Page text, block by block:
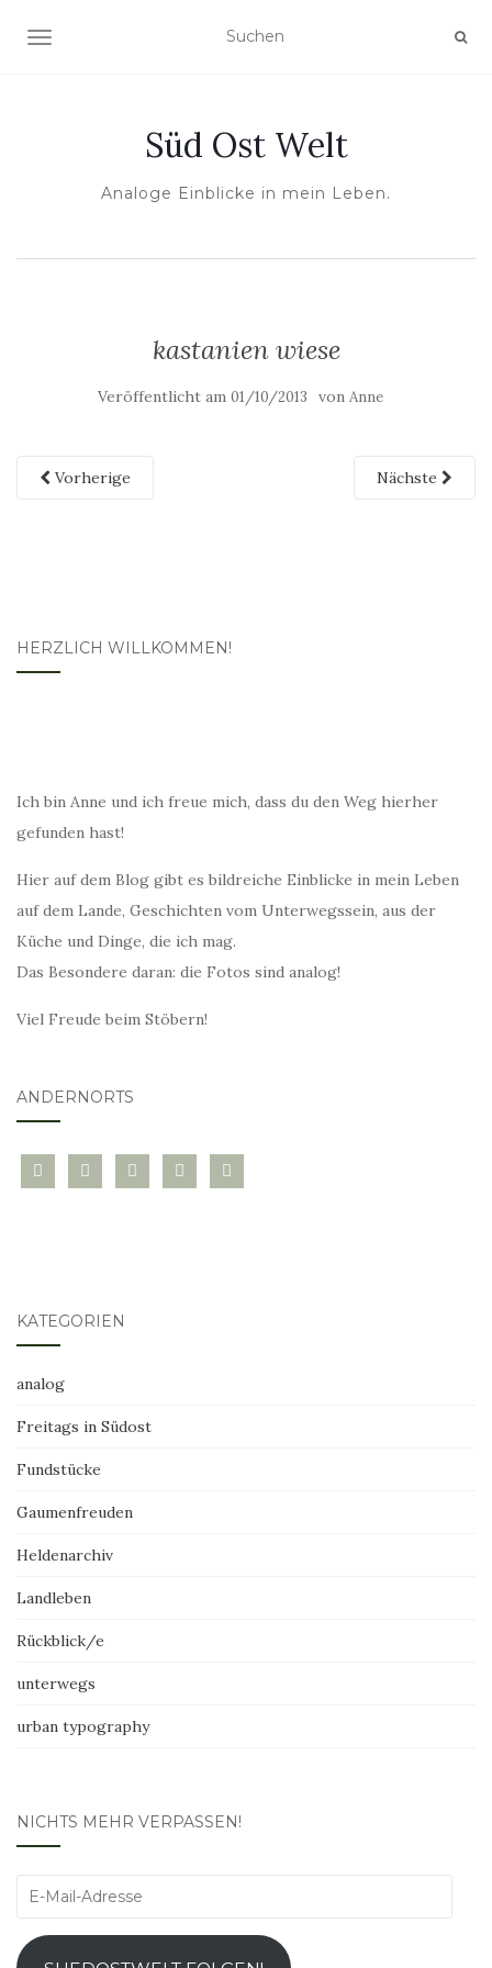
NAVIGATION UMSCHALTEN
Süd Ost Welt
Analoge Einblicke in mein Leben.
kastanien wiese
Veröffentlicht am 01/10/2013 von Anne
Vorherige Nächste
HERZLICH WILLKOMMEN!
Ich bin Anne und ich freue mich, dass du den Weg hierher
gefunden hast!
Hier auf dem Blog gibt es bildreiche Einblicke in mein Leben
auf dem Lande, Geschichten vom Unterwegssein, aus der
Küche und Dinge, die ich mag.
Das Besondere daran: die Fotos sind analog!
Viel Freude beim Stöbern!
ANDERNORTS
bloglovininstagramtwitter pinterest
mail
KATEGORIEN
analog
Freitags in Südost
Fundstücke
Gaumenfreuden
Heldenarchiv
Landleben
Rückblick/e
unterwegs
urban typography
NICHTS MEHR VERPASSEN!
E-
Adresse